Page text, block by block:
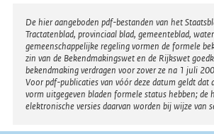
Disclaimer
De hier aangeboden pdf-bestanden van het
Tractatenblad, provinciaal blad, gemeenteblad,
gemeenschappelijke regeling vormen de formele
zin van de Bekendmakingswet en de Rijkswet
bekendmaking verdragen voor zover ze na 1 juli
Voor pdf-publicaties van vóór deze datum geldt dat
vorm uitgegeven bladen formele status hebben; de
elektronische versies daarvan worden bij wijze van